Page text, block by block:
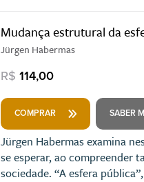
Mudança estrutural da
Jürgen Habermas
R$ 114,00
COMPRAR SABER
Jürgen Habermas examina
se esperar, ao compreender
sociedade. “A esfera